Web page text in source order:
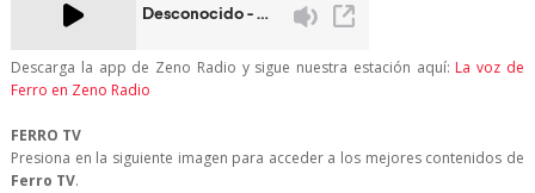
Descarga la app de Zeno Radio y sigue nuestra estación aquí: La voz de
Ferro en Zeno Radio
FERRO TV
Presiona en la siguiente imagen para acceder a los mejores contenidos de
Ferro TV.